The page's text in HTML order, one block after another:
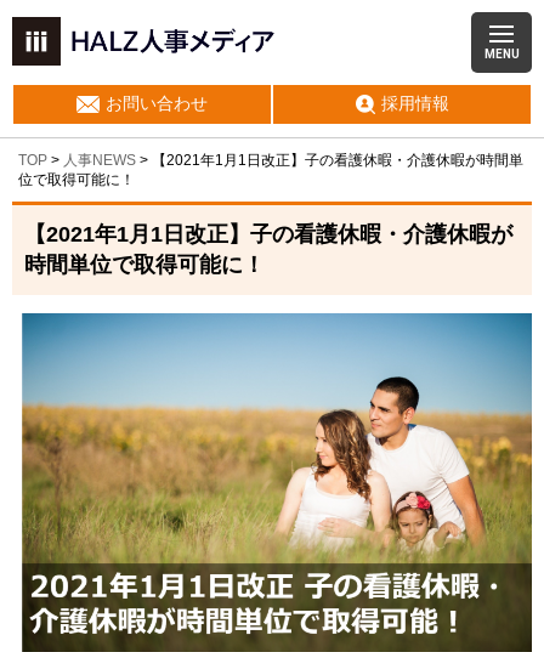
MENU
お問い合わせ 採用情報
TOP > 人事NEWS >
【2021年1月1日改正】子の看護休暇・介護休暇が時間単
位で取得可能に！
【2021年1月1日改正】子の看護休暇・介護休暇が
時間単位で取得可能に！